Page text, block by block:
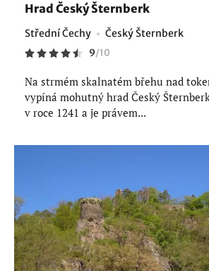
Hrad Český Šternberk
Střední Čechy Český Šternberk
9/10
Na strmém skalnatém břehu nad
vypíná mohutný hrad Český
v roce 1241 a je právem...